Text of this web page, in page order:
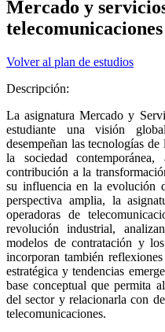
Mercado y
telecomunicaciones
Volver al plan de estudios
Descripción:
La asignatura Mercado y
estudiante una visión
desempeñan las tecnologías
la sociedad
contribución a la
su influencia en la evolución
perspectiva amplia, la
operadoras de
revolución industrial,
modelos de contratación y
incorporan también
estratégica y tendencias
base conceptual que permita
del sector y relacionarla con
telecomunicaciones.